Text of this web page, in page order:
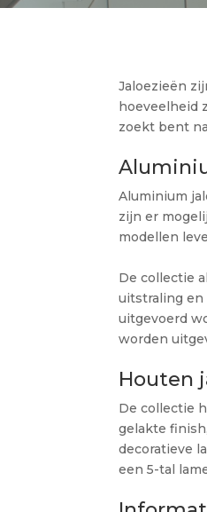
Jaloezieën
hoeveelheid
zoekt bent
Aluminium
zijn er
modellen
De collectie
uitstraling en
uitgevoerd
worden
Houten
De collectie
gelakte
decoratieve
een 5-tal